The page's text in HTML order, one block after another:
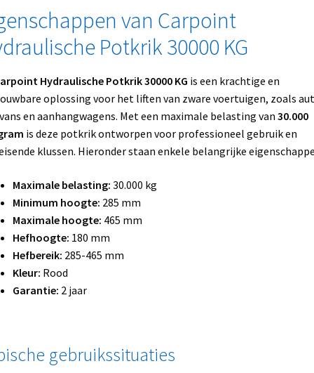
van Carpoint
Potkrik 30000 KG
Hydraulische Potkrik 30000 KG is een krachtige en
oplossing voor het liften van zware voertuigen, zoals
en aanhangwagens. Met een maximale belasting van 30.000
is deze potkrik ontworpen voor professioneel gebruik en
klussen. Hieronder staan enkele belangrijke
Maximale belasting: 30.000 kg
Minimum hoogte: 285 mm
Maximale hoogte: 465 mm
Hefhoogte: 180 mm
Hefbereik: 285-465 mm
Kleur: Rood
Garantie: 2 jaar
gebruikssituaties